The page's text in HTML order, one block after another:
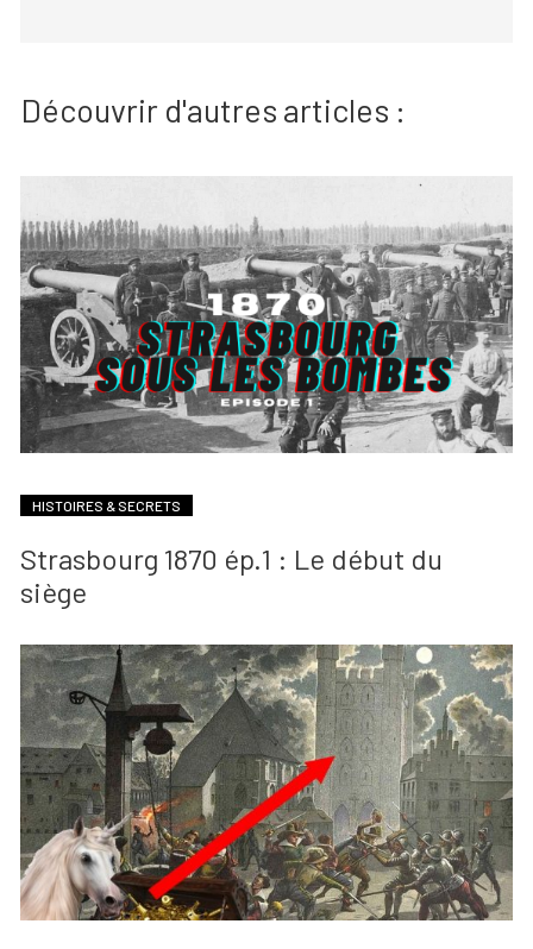
Découvrir d'autres articles :
HISTOIRES & SECRETS
Strasbourg 1870 ép.1 : Le début du
siège